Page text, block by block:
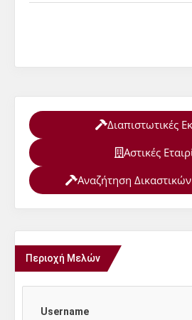
Διαπιστωτικές
Αστικές
Αναζήτηση
Περιοχή Μελών
Username